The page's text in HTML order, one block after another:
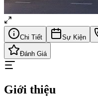
Chi Tiết Sự Kiện
Đánh Giá
Giới thiệu